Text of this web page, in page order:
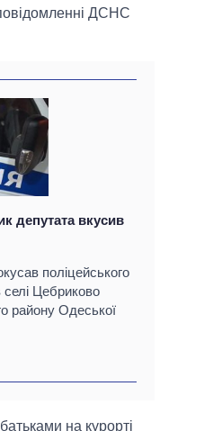
ДСНС
депутата вкусив
поліцейського
Цебриково
району Одеської
на курорті